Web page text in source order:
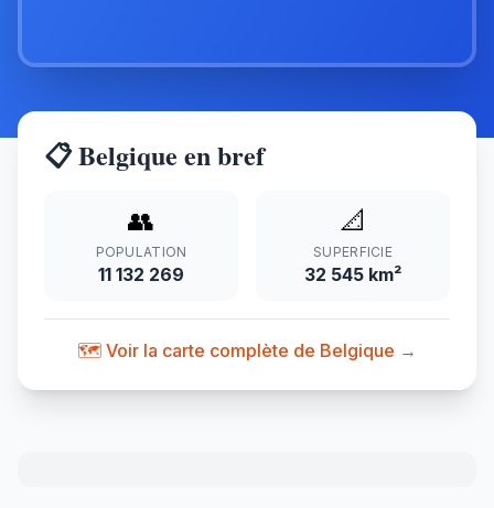
📋 Belgique en bref
👥
POPULATION
11 132 269
📐
SUPERFICIE
32 545 km²
🗺️ Voir la carte complète de Belgique →